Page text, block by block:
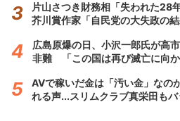
片山さつき財務相「失われた28
芥川賞作家「自民党の大失政の結
広島原爆の日、小沢一郎氏が高
非難 「この国は再び滅亡に向か
AVで稼いだ金は「汚い金」な
れる声...スリムクラブ真栄田もバ